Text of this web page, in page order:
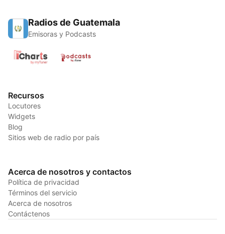
Radios de Guatemala
Emisoras y Podcasts
Recursos
Locutores
Widgets
Blog
Sitios web de radio por país
Acerca de nosotros y contactos
Política de privacidad
Términos del servicio
Acerca de nosotros
Contáctenos